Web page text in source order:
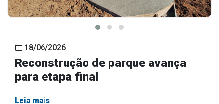
18/06/2026
Reconstrução de parque avança
para etapa final
Leia mais